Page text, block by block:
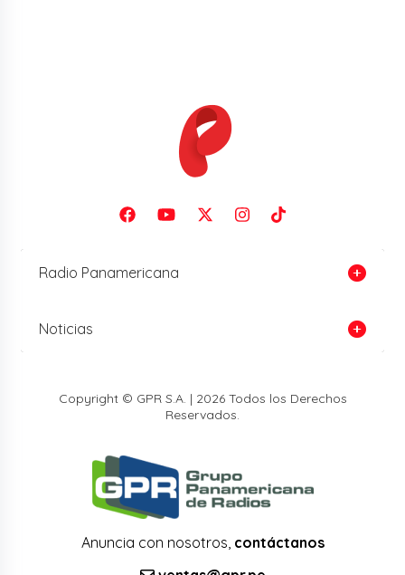
Radio Panamericana
Noticias
Copyright © GPR S.A. | 2026 Todos los Derechos
Reservados.
Anuncia con nosotros, contáctanos